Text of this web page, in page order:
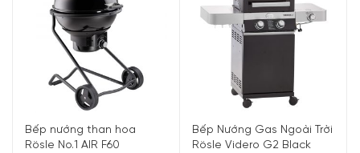
Bếp nướng than hoa
Rösle No.1 AIR F60
Bếp Nướng Gas Ngoài Trời
Rösle Videro G2 Black